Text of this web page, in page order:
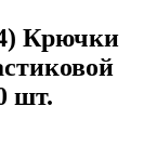
Крючки
шт.